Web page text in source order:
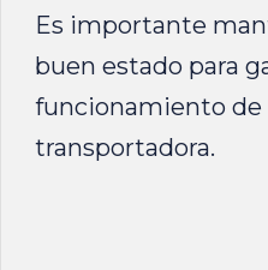
Es importante
buen estado para
funcionamiento de
transportadora.